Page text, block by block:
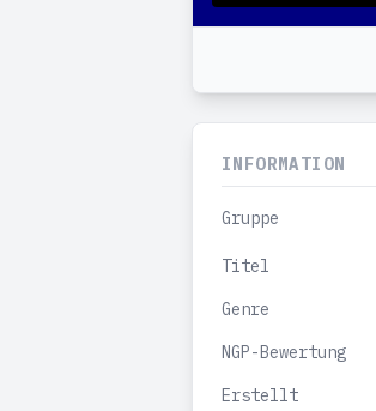
INFORMATION
Gruppe
Titel
Genre
NGP-Bewertung
Erstellt